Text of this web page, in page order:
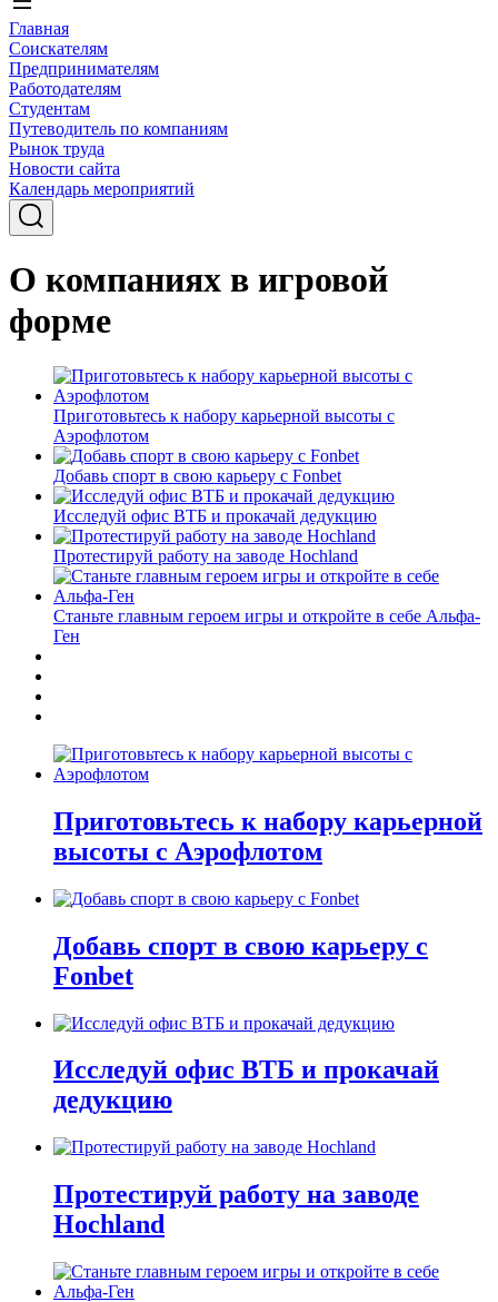
Главная
Соискателям
Предпринимателям
Работодателям
Студентам
Путеводитель по компаниям
Рынок труда
Новости сайта
Календарь мероприятий
О компаниях в игровой
форме
Приготовьтесь к набору карьерной высоты с
Аэрофлотом
Добавь спорт в свою карьеру с Fonbet
Исследуй офис ВТБ и прокачай дедукцию
Протестируй работу на заводе Hochland
Станьте главным героем игры и откройте в себе Альфа-
Ген
Приготовьтесь к набору карьерной
высоты с Аэрофлотом
Добавь спорт в свою карьеру с
Fonbet
Исследуй офис ВТБ и прокачай
дедукцию
Протестируй работу на заводе
Hochland